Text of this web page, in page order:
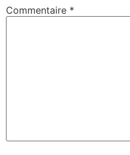
Commentaire *